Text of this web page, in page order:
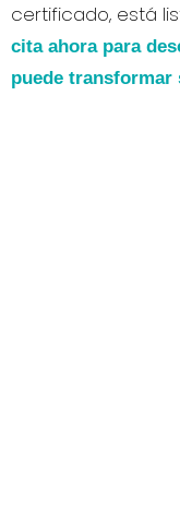
certificado, está
cita ahora para
puede transformar